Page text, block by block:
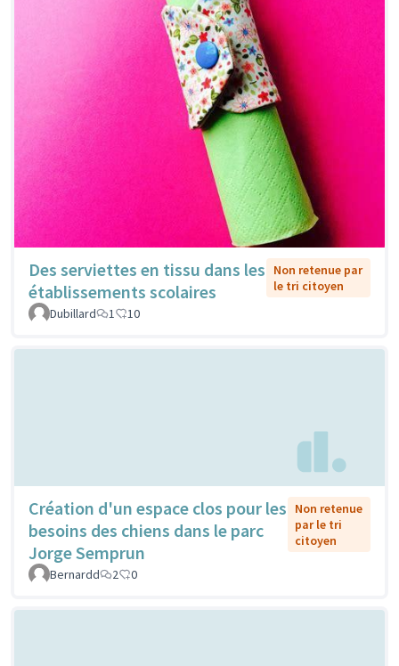
Des serviettes en tissu dans les
établissements scolaires
Non retenue par
le tri citoyen
Dubillard
1 10
Création d'un espace clos pour les
besoins des chiens dans le parc
Jorge Semprun
Non retenue
par le tri
citoyen
Bernardd 2 0